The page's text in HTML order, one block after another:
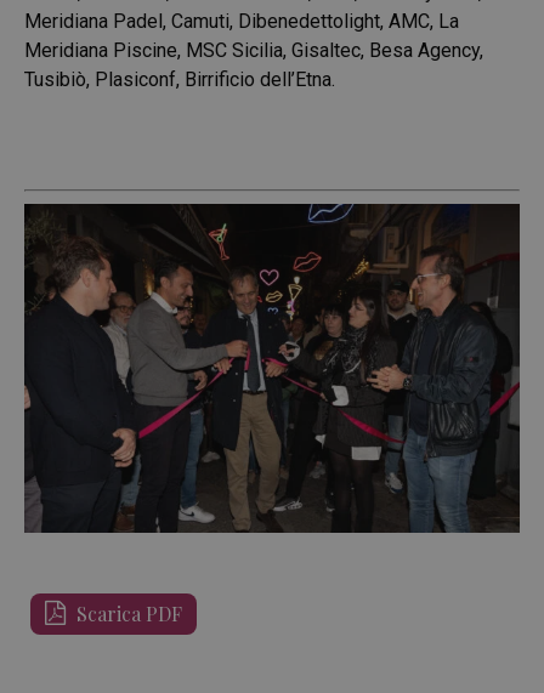
Meridiana Padel, Camuti, Dibenedettolight, AMC, La
Meridiana Piscine, MSC Sicilia, Gisaltec, Besa Agency,
Tusibiò, Plasiconf, Birrificio dell’Etna.
Scarica PDF